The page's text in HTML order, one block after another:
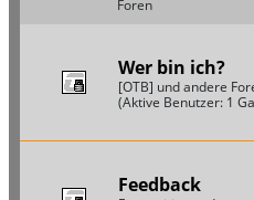
Foren
Wer bin ich?
[OTB] und andere
(Aktive Benutzer: 1
Feedback